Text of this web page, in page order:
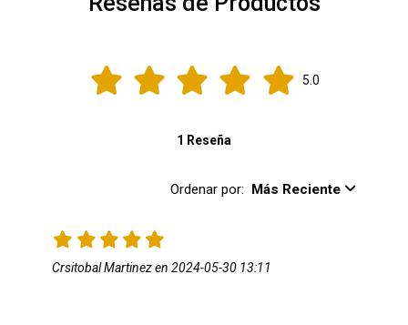
5.0
1 Reseña
Ordenar por: Más Reciente
Crsitobal Martinez en 2024-05-30 13:11